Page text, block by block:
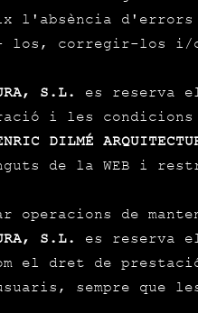
l'absència
los, corregir-los
S.L.
es reserva
i les
DILMÉ
de la WEB i
operacions de
S.L.
es reserva
el dret de
sempre que